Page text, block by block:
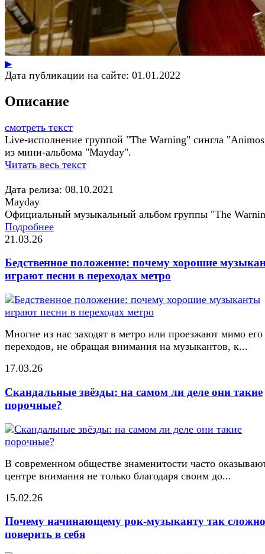
▶
Дата публикации на сайте: 01.01.2022
Описание
смотреть текст
Live-исполнение группой "The Warning" сингла
из мини-альбома "Mayday".
Читать весь текст
Дата релиза: 08.10.2021
Mayday
Официальный музыкальный альбом группы "The
Подробнее
21.03.26
Бедственное положение: почему хорошие
играют песни в переходах метро
Многие из нас заходят в метро или проезжают мимо его
переходов, не обращая внимания на музыкантов, к...
17.03.26
Скандальные звёзды: на самом ли деле они такие
порочные?
В современном обществе знаменитости часто
центре внимания не только благодаря своим до...
15.02.26
Почему начинающему рок-музыканту так сложно
поверить в себя